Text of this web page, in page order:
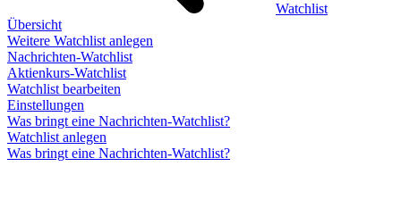
Watchlist
Übersicht
Weitere Watchlist anlegen
Nachrichten-Watchlist
Aktienkurs-Watchlist
Watchlist bearbeiten
Einstellungen
Was bringt eine Nachrichten-Watchlist?
Watchlist anlegen
Was bringt eine Nachrichten-Watchlist?